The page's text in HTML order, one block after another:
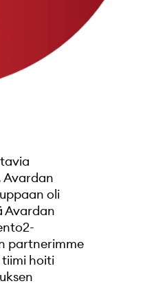
Avardan
oli
Avardan
partnerimme
hoiti